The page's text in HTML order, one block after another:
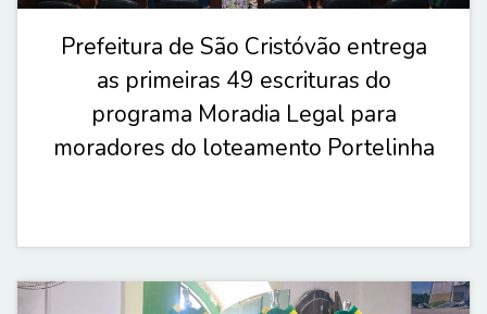
Prefeitura de São Cristóvão entrega
as primeiras 49 escrituras do
programa Moradia Legal para
moradores do loteamento Portelinha